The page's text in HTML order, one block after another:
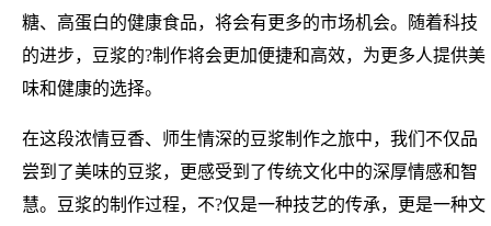
糖、高蛋白的健康食品，将会有更多的市场机会。随着科技
的进步，豆浆的?制作将会更加便捷和高效，为更多人提供美
味和健康的选择。
在这段浓情豆香、师生情深的豆浆制作之旅中，我们不仅品
尝到了美味的豆浆，更感受到了传统文化中的深厚情感和智
慧。豆浆的制作过程，不?仅是一种技艺的传承，更是一种文